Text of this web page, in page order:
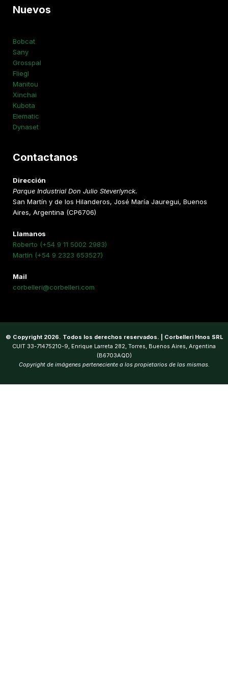
Nuevos
Bobcat
Sany
Grosspal
Fliegl
Manitou
Xinchai
Kubota
Elematic
Dynaset
Contactanos
Dirección
Parque Industrial Don Julio Steverlynck.
San Martín y de los Hilanderos, José María Jauregui, Buenos
Aires, Argentina (CP6706)
Llamanos
Roberto (+54 9 11 5002 2983)
Martín (+54 9 2323 653527)
Mail
corbelleri@corbelleri.com
© Copyright 2026. Todos los derechos reservados. | Corbelleri Hnos SRL
CUIT 33-71475210-9, Enrique Larreta 282, Torres, Buenos Aires, Argentina
(B6703AQD)
Copyright de imágenes perteneciente a los propietarios de las mismas.